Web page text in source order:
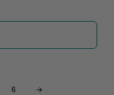
6 →